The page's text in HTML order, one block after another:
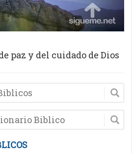
paz y del cuidado de Dios